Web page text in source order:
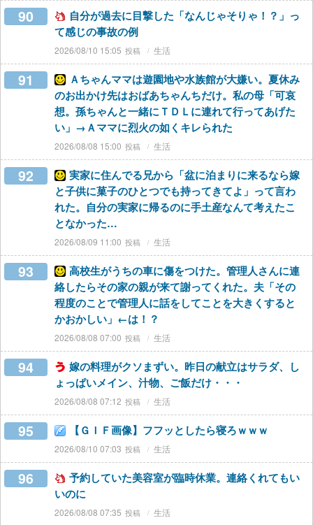
90
自分が過去に目撃した「なんじゃそりゃ！？」っ
て感じの事故の例
2026/08/10 15:05 生活
91
Ａちゃんママは遊園地や水族館が大嫌い。夏休み
のお出かけ先はおばあちゃんちだけ。私の母「可哀
想。孫ちゃんと一緒にＴＤＬに連れて行ってあげた
い」→Ａママに烈火の如くキレられた
2026/08/08 15:00 生活
92
実家に住んでる兄から「盆に泊まりに来るなら嫁
と子供に菓子のひとつでも持ってきてよ」って言わ
れた。自分の実家に帰るのに手土産なんて考えたこ
となかった…
2026/08/09 11:00 生活
93
高校生がうちの車に傷をつけた。管理人さんに連
絡したらその家の親が来て謝ってくれた。夫「その
程度のことで管理人に話をしてことを大きくすると
かおかしい」←は！？
2026/08/08 07:00 生活
94
嫁の料理がクソまずい。昨日の献立はサラダ、し
ょっぱいメイン、汁物、ご飯だけ・・・
2026/08/08 07:12 生活
95 【ＧＩＦ画像】フフッとしたら寝ろｗｗｗ
2026/08/10 07:03 生活
96
予約していた美容室が臨時休業。連絡くれてもい
いのに
2026/08/08 07:35 生活